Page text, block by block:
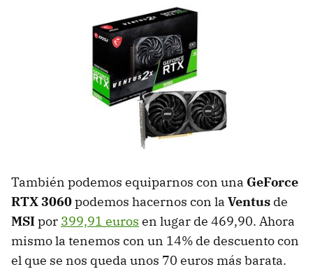
También podemos equiparnos con una GeForce
RTX 3060podemos hacernos con la Ventus de
MSIpor 399,91 euros en lugar de 469,90. Ahora
mismo la tenemos con un 14% de descuento con
el que se nos queda unos 70 euros más barata.